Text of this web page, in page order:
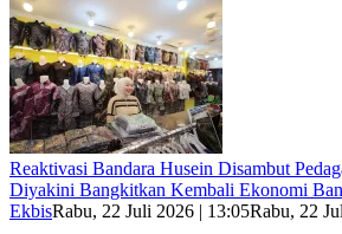
Reaktivasi Bandara Husein Disambut
Diyakini Bangkitkan Kembali Ekonomi
EkbisRabu, 22 Juli 2026 | 13:05Rabu, 22